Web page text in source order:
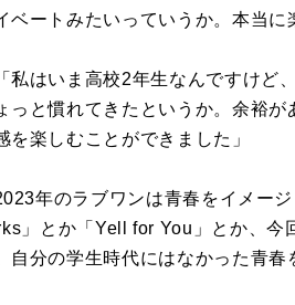
ベートみたいっていうか。本当に
私はいま高校2年生なんですけど
っと慣れてきたというか。余裕
を楽しむことができました」
年のラブワンは青春をイメー
」とか「Yell for You」とか、
自分の学生時代にはなかった青春